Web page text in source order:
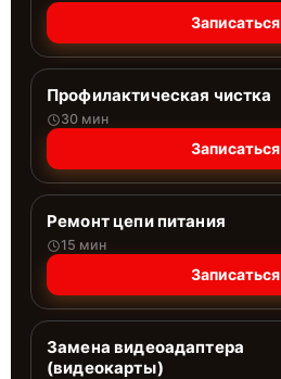
Записаться
Профилактическая чистка
30 мин
Записаться
Ремонт цепи питания
15 мин
Записаться
Замена видеоадаптера
(видеокарты)